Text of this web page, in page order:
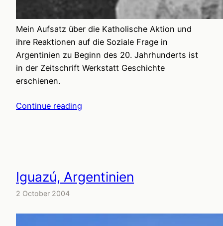
Mein Aufsatz über die Katholische Aktion und
ihre Reaktionen auf die Soziale Frage in
Argentinien zu Beginn des 20. Jahrhunderts ist
in der Zeitschrift Werkstatt Geschichte
erschienen.
Continue reading
Iguazú, Argentinien
2 October 2004